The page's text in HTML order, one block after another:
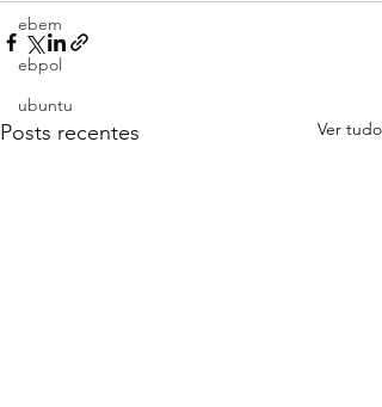
ebem
ebpol
ubuntu
Posts recentes Ver tudo